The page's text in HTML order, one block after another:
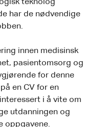
teknolog
har de nødvendige
innen medisinsk
pasientomsorg og
for denne
en CV for en
i å vite om
utdanningen og
oppgavene.